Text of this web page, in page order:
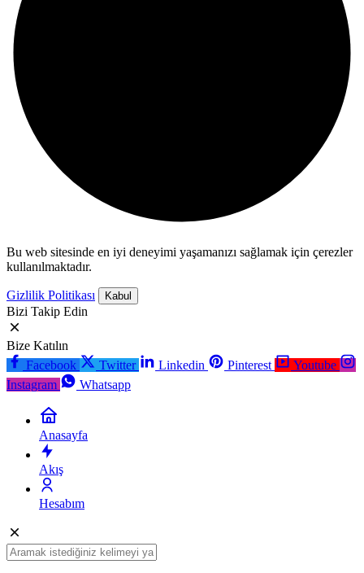
Bu web sitesinde en iyi deneyimi yaşamanızı sağlamak için çerezler
kullanılmaktadır.
Gizlilik Politikası Kabul
Bizi Takip Edin
Bize Katılın
Facebook
Twitter Linkedin Pinterest
Youtube
Instagram
Whatsapp
Anasayfa
Akış
Hesabım